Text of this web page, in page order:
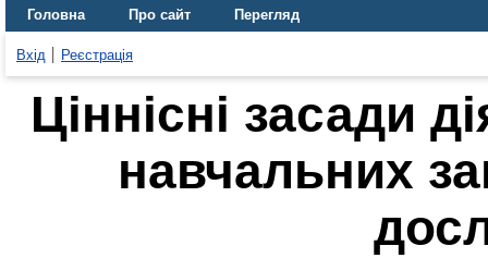
Головна Про сайт Перегляд
Вхід Реєстрація
Ціннісні засади
навчальних